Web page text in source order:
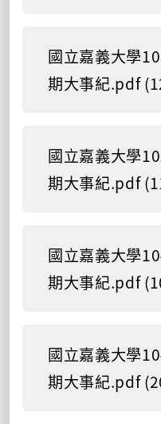
國立嘉義大學
期大事紀.pdf
國立嘉義大學
期大事紀.pdf
國立嘉義大學
期大事紀.pdf
國立嘉義大學
期大事紀.pdf